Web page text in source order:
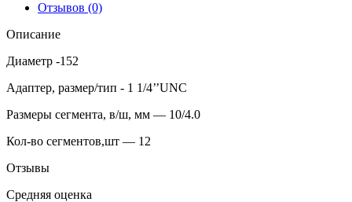
Отзывов (0)
Описание
Диаметр -152
Адаптер, размер/тип - 1 1/4’’UNC
Размеры сегмента, в/ш, мм — 10/4.0
Кол-во сегментов,шт — 12
Отзывы
Средняя оценка